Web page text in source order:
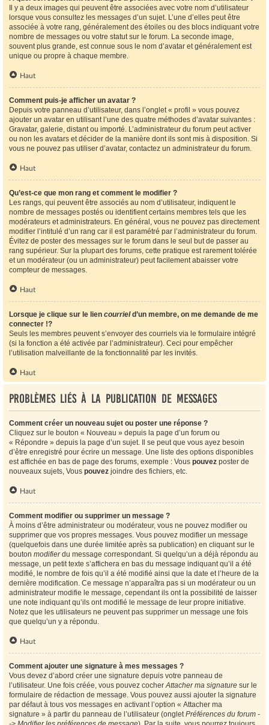
Il y a deux images qui peuvent être associées avec votre nom d’utilisateur
lorsque vous consultez les messages d’un sujet. L’une d’elles peut être
associée à votre rang, généralement des étoiles ou des blocs indiquant votre
nombre de messages ou votre statut sur le forum. La seconde image,
souvent plus grande, est connue sous le nom d’avatar et généralement est
unique ou propre à chaque membre.
Haut
Comment puis-je afficher un avatar ?
Depuis votre panneau d’utilisateur, dans l’onglet « profil » vous pouvez
ajouter un avatar en utilisant l’une des quatre méthodes d’avatar suivantes :
Gravatar, galerie, distant ou importé. L’administrateur du forum peut activer
ou non les avatars et décider de la manière dont ils sont mis à disposition. Si
vous ne pouvez pas utiliser d’avatar, contactez un administrateur du forum.
Haut
Qu’est-ce que mon rang et comment le modifier ?
Les rangs, qui peuvent être associés au nom d’utilisateur, indiquent le
nombre de messages postés ou identifient certains membres tels que les
modérateurs et administrateurs. En général, vous ne pouvez pas directement
modifier l’intitulé d’un rang car il est paramétré par l’administrateur du forum.
Évitez de poster des messages sur le forum dans le seul but de passer au
rang supérieur. Sur la plupart des forums, cette pratique est rarement tolérée
et un modérateur (ou un administrateur) peut facilement abaisser votre
compteur de messages.
Haut
Lorsque je clique sur le lien courrield’un membre, on me demande de me
connecter !?
Seuls les membres peuvent s’envoyer des courriels via le formulaire intégré
(si la fonction a été activée par l’administrateur). Ceci pour empêcher
l’utilisation malveillante de la fonctionnalité par les invités.
Haut
Problèmes liés à la publication de messages
Comment créer un nouveau sujet ou poster une réponse ?
Cliquez sur le bouton « Nouveau » depuis la page d’un forum ou
« Répondre » depuis la page d’un sujet. Il se peut que vous ayez besoin
d’être enregistré pour écrire un message. Une liste des options disponibles
est affichée en bas de page des forums, exemple : Vous pouvez poster de
nouveaux sujets, Vous pouvez joindre des fichiers, etc.
Haut
Comment modifier ou supprimer un message ?
À moins d’être administrateur ou modérateur, vous ne pouvez modifier ou
supprimer que vos propres messages. Vous pouvez modifier un message
(quelquefois dans une durée limitée après sa publication) en cliquant sur le
bouton modifierdu message correspondant. Si quelqu’un a déjà répondu au
message, un petit texte s’affichera en bas du message indiquant qu’il a été
modifié, le nombre de fois qu’il a été modifié ainsi que la date et l’heure de la
dernière modification. Ce message n’apparaîtra pas si un modérateur ou un
administrateur modifie le message, cependant ils ont la possibilité de laisser
une note indiquant qu’ils ont modifié le message de leur propre initiative.
Notez que les utilisateurs ne peuvent pas supprimer un message une fois
que quelqu’un y a répondu.
Haut
Comment ajouter une signature à mes messages ?
Vous devez d’abord créer une signature depuis votre panneau de
l’utilisateur. Une fois créée, vous pouvez cocherAttacher ma signature sur le
formulaire de rédaction de message. Vous pouvez aussi ajouter la signature
par défaut à tous vos messages en activant l’option « Attacher ma
signature » à partir du panneau de l’utilisateur (ongletPréférences du forum -